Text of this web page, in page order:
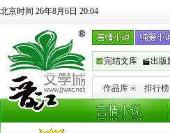
北京时间 26年8月6日 20:04
完结文库 出版
作品库 排行榜